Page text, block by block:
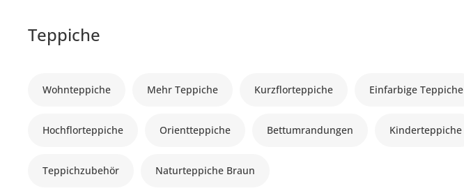
Teppiche
Wohnteppiche Mehr Teppiche Kurzflorteppiche Einfarbige Teppiche
Hochflorteppiche Orientteppiche Bettumrandungen Kinderteppiche
Teppichzubehör Naturteppiche Braun